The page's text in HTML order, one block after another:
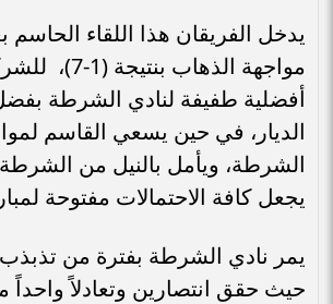
يدخل الفريقان هذا اللقاء الحاسم
مواجهة الذهاب
أفضلية طفيفة لنادي الشرطة
الديار، في حين يسعي القاسم
الشرطة، ويأمل بالنيل من الشرطة
يجعل كافة الاحتمالات مفتوحة
يمر نادي الشرطة بفترة من تذبذب
حيث حقق انتصارين وتعادلاً واحداً